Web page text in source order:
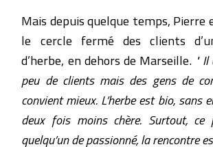
Mais depuis quelque temps, Pierre
le cercle fermé des clients
d’herbe, en dehors de Marseille. "
peu de clients mais des gens de
convient mieux. L’herbe est bio, sans
deux fois moins chère. Surtout, ce
quelqu’un de passionné, la rencontre